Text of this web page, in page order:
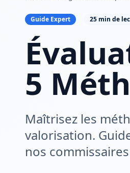
Guide Expert 25 min de
5
Maîtrisez les
valorisation.
nos